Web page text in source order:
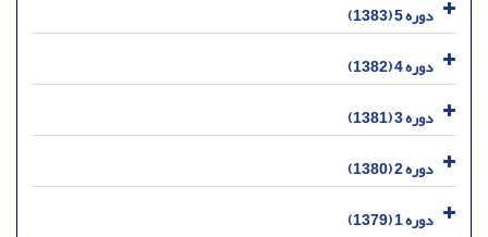
دوره 5 (1383)
دوره 4 (1382)
دوره 3 (1381)
دوره 2 (1380)
دوره 1 (1379)